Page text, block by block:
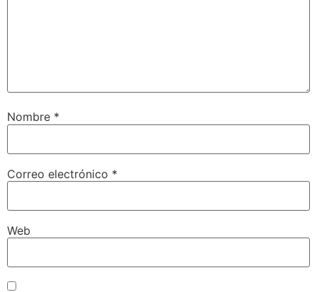
Nombre *
Correo electrónico *
Web